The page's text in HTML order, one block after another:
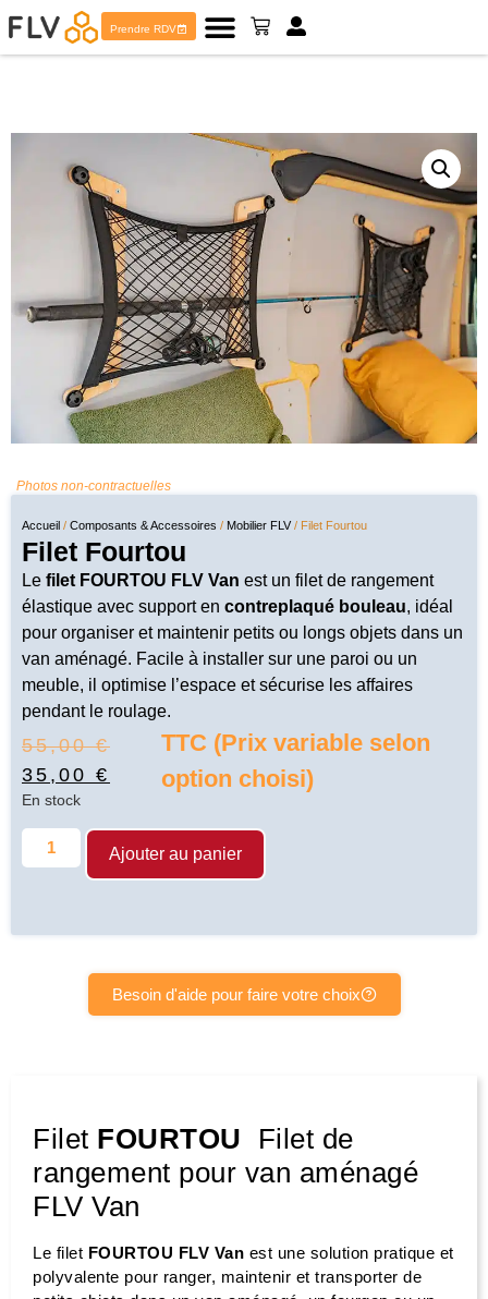
Prendre RDV
Photos non-contractuelles
Accueil / Composants & Accessoires / Mobilier FLV/ Filet Fourtou
Filet Fourtou
Le filet FOURTOU FLV Van est un filet de rangement
élastique avec support en contreplaqué bouleau, idéal
pour organiser et maintenir petits ou longs objets dans un
van aménagé. Facile à installer sur une paroi ou un
meuble, il optimise l’espace et sécurise les affaires
pendant le roulage.
55,00€
35,00 €
TTC (Prix variable selon
option choisi)
En stock
Ajouter au panier
Besoin d'aide pour faire votre choix
Filet FOURTOU Filet de
rangement pour van aménagé
FLV Van
Le filet FOURTOU FLV Van est une solution pratique et
polyvalente pour ranger, maintenir et transporter de